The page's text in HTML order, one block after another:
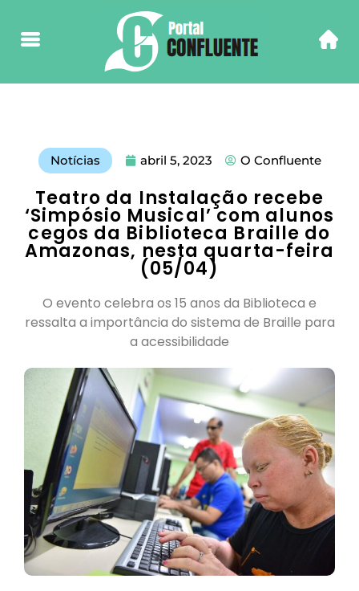
Notícias abril 5, 2023 O Confluente
Teatro da Instalação recebe
‘Simpósio Musical’ com alunos
cegos da Biblioteca Braille do
Amazonas, nesta quarta-feira
(05/04)
O evento celebra os 15 anos da Biblioteca e
ressalta a importância do sistema de Braille para
a acessibilidade